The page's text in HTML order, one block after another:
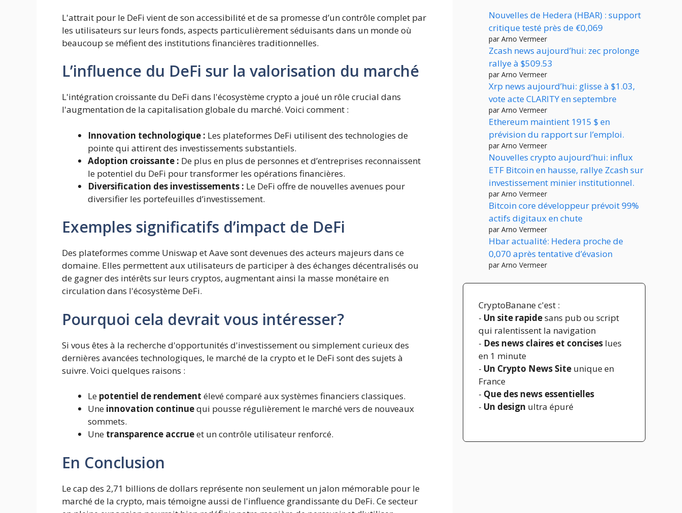
L'attrait pour le DeFi vient de son accessibilité et de sa promesse d’un contrôle complet par
les utilisateurs sur leurs fonds, aspects particulièrement séduisants dans un monde où
beaucoup se méfient des institutions financières traditionnelles.
L’influence du DeFi sur la valorisation du marché
L'intégration croissante du DeFi dans l'écosystème crypto a joué un rôle crucial dans
l'augmentation de la capitalisation globale du marché. Voici comment :
Innovation technologique : Les plateformes DeFi utilisent des technologies de
pointe qui attirent des investissements substantiels.
Adoption croissante : De plus en plus de personnes et d’entreprises reconnaissent
le potentiel du DeFi pour transformer les opérations financières.
Diversification des investissements : Le DeFi offre de nouvelles avenues pour
diversifier les portefeuilles d’investissement.
Exemples significatifs d’impact de DeFi
Des plateformes comme Uniswap et Aave sont devenues des acteurs majeurs dans ce
domaine. Elles permettent aux utilisateurs de participer à des échanges décentralisés ou
de gagner des intérêts sur leurs cryptos, augmentant ainsi la masse monétaire en
circulation dans l'écosystème DeFi.
Pourquoi cela devrait vous intéresser?
Si vous êtes à la recherche d'opportunités d'investissement ou simplement curieux des
dernières avancées technologiques, le marché de la crypto et le DeFi sont des sujets à
suivre. Voici quelques raisons :
Le potentiel de rendement élevé comparé aux systèmes financiers classiques.
Une innovation continuequi pousse régulièrement le marché vers de nouveaux
sommets.
Une transparence accrueet un contrôle utilisateur renforcé.
En Conclusion
Le cap des 2,71 billions de dollars représente non seulement un jalon mémorable pour le
marché de la crypto, mais témoigne aussi de l'influence grandissante du DeFi. Ce secteur
Nouvelles de Hedera (HBAR) : support
critique testé près de €0,069
par Arno Vermeer
Zcash news aujourd’hui: zec prolonge
rallye à $509.53
par Arno Vermeer
Xrp news aujourd’hui: glisse à $1.03,
vote acte CLARITY en septembre
par Arno Vermeer
Ethereum maintient 1915 $ en
prévision du rapport sur l’emploi.
par Arno Vermeer
Nouvelles crypto aujourd’hui: influx
ETF Bitcoin en hausse, rallye Zcash sur
investissement minier institutionnel.
par Arno Vermeer
Bitcoin core développeur prévoit 99%
actifs digitaux en chute
par Arno Vermeer
Hbar actualité: Hedera proche de
0,070 après tentative d’évasion
par Arno Vermeer
CryptoBanane c'est :
- Un site rapidesans pub ou script
qui ralentissent la navigation
- Des news claires et concises lues
en 1 minute
- Un Crypto News Site unique en
France
- Que des news essentielles
- Un design ultra épuré